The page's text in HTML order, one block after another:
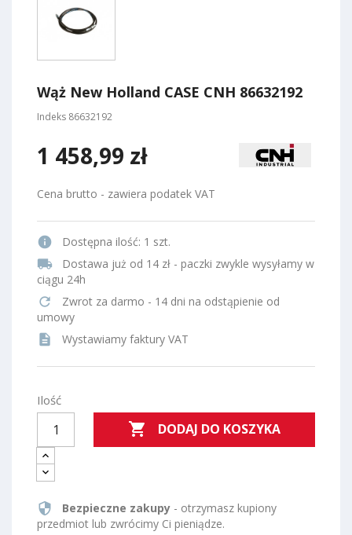
Wąż New Holland CASE CNH 86632192
Indeks 86632192
1 458,99 zł
Cena brutto - zawiera podatek VAT
info Dostępna ilość: 1 szt.
local_shipping
Dostawa już od 14 zł - paczki zwykle wysyłamy w
ciągu 24h
refresh
Zwrot za darmo - 14 dni na odstąpienie od
umowy
description Wystawiamy faktury VAT
Ilość
 DODAJ DO KOSZYKA
security Bezpieczne zakupy - otrzymasz kupiony
przedmiot lub zwrócimy Ci pieniądze.